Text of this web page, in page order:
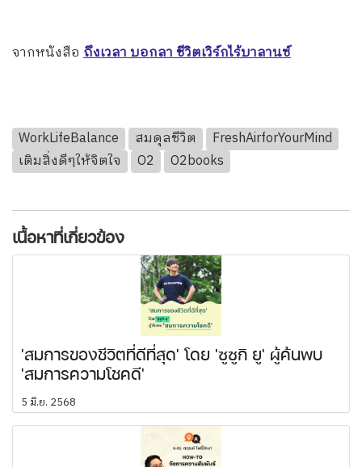
จากหนังสือ ถึงเวลา บอกลา ชีวิตเวิร์กไร้บาลานซ์
WorkLifeBalance สมดุลชีวิต
FreshAirforYourMind
เติมสิ่งดีๆให้จิตใจ
O2 O2books
เนื้อหาที่เกี่ยวข้อง
'สมการของชีวิตที่ดีที่สุด' โดย 'ซูซูกิ ยู' ผู้ค้นพบ
'สมการความโชคดี'
5 มิ.ย. 2568